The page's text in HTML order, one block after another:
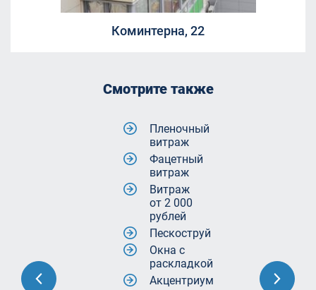
Коминтерна, 22
Смотрите также
Пленочный
витраж
Фацетный
витраж
Витраж
от 2 000
рублей
Пескоструй
Окна с
раскладкой
Акцентриум